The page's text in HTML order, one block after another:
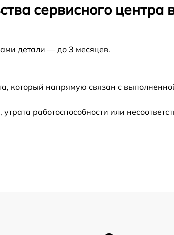
B52
сервисного центра
детали — до 3 месяцев.
который напрямую связан с
работоспособности или